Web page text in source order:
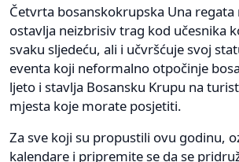
Četvrta bosanskokrupska Una
ostavlja neizbrisiv trag kod učesnika
svaku sljedeću, ali i učvršćuje svoj
eventa koji neformalno otpočinje
ljeto i stavlja Bosansku Krupu na
mjesta koje morate posjetiti.
Za sve koji su propustili ovu godinu,
kalendare i pripremite se da se